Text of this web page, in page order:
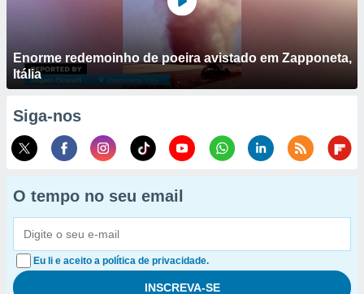
Enorme redemoinho de poeira avistado em Zapponeta,
Itália
Siga-nos
O tempo no seu email
Eu li e aceito a política de privacidade.